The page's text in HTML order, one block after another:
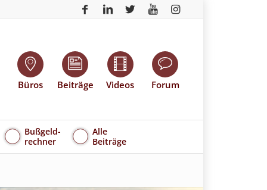
Büros Beiträge Videos Forum
Bußgeld-
rechner
Alle
Beiträge